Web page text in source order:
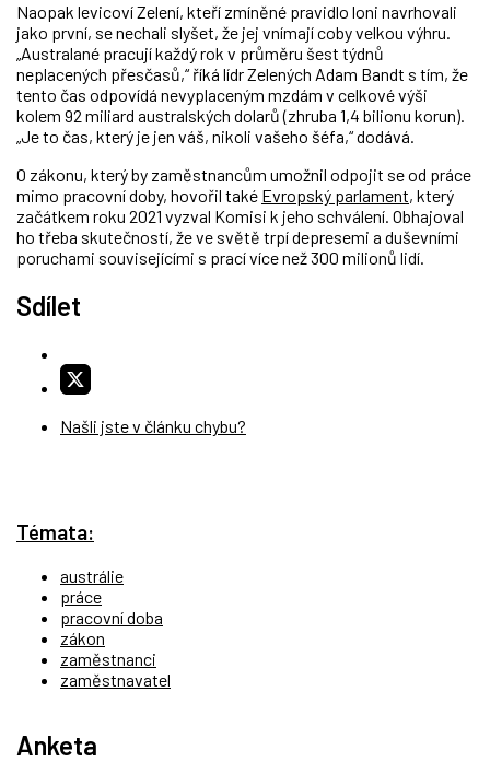
Naopak levicoví Zelení, kteří zmíněné pravidlo loni navrhovali
jako první, se nechali slyšet, že jej vnímají coby velkou výhru.
„Australané pracují každý rok v průměru šest týdnů
neplacených přesčasů,“ říká lídr Zelených Adam Bandt s tím, že
tento čas odpovídá nevyplaceným mzdám v celkové výši
kolem 92 miliard australských dolarů (zhruba 1,4 bilionu korun).
„Je to čas, který je jen váš, nikoli vašeho šéfa,“ dodává.
O zákonu, který by zaměstnancům umožnil odpojit se od práce
mimo pracovní doby, hovořil také Evropský parlament, který
začátkem roku 2021 vyzval Komisi k jeho schválení. Obhajoval
ho třeba skutečností, že ve světě trpí depresemi a duševními
poruchami souvisejícími s prací více než 300 milionů lidí.
Sdílet
Našli jste v článku chybu?
Témata:
austrálie
práce
pracovní doba
zákon
zaměstnanci
zaměstnavatel
Anketa